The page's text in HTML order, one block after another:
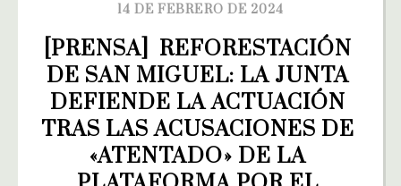
14 DE FEBRERO DE 2024
[PRENSA]  REFORESTACIÓN
DE SAN MIGUEL: LA JUNTA
DEFIENDE LA ACTUACIÓN
TRAS LAS ACUSACIONES DE
«ATENTADO» DE LA